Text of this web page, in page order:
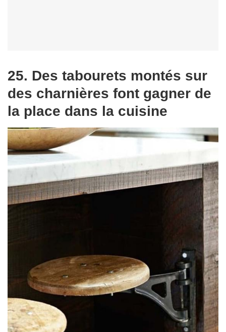
25. Des tabourets montés sur
des charnières font gagner de
la place dans la cuisine